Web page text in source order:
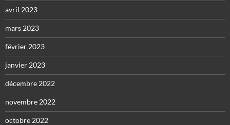
avril 2023
mars 2023
février 2023
janvier 2023
décembre 2022
novembre 2022
octobre 2022